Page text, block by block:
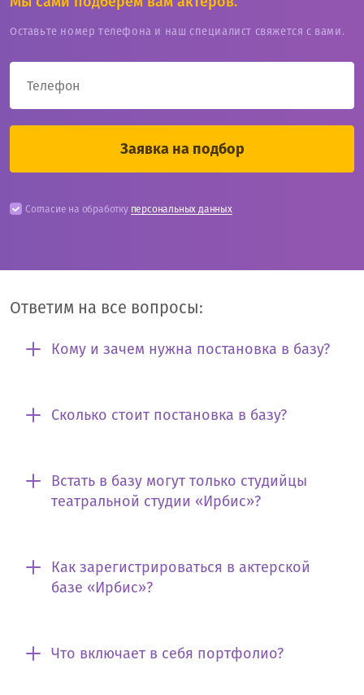
Оставьте номер телефона и наш специалист свяжется с вами.
Согласие на обработку персональных данных
Ответим на все вопросы:
Кому и зачем нужна постановка в базу?
Сколько стоит постановка в базу?
Встать в базу могут только студийцы
театральной студии «Ирбис»?
Как зарегистрироваться в актерской
базе «Ирбис»?
Что включает в себя портфолио?